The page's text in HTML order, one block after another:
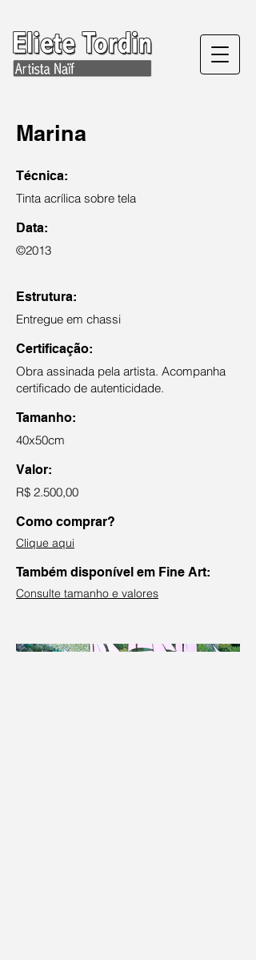
Marina
Técnica:
Tinta acrílica sobre tela
Data:
©2013
Estrutura:
Entregue em chassi
Certificação:
Obra assinada pela artista. Acompanha
certificado de autenticidade.
Tamanho:
40x50cm
Valor:
R$ 2.500,00
Como comprar?
Clique aqui
Também disponível em Fine Art:
Consulte tamanho e valores